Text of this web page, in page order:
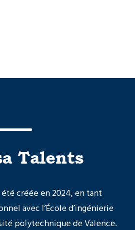
Talents
été créée en 2024, en tant
avec l’École d’ingénierie
polytechnique de Valence.